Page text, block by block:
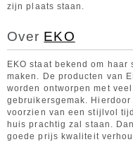
zijn plaats staan.
Over EKO
EKO staat bekend om
maken. De producten van
worden ontworpen met
gebruikersgemak.
voorzien van een stijlvol
huis prachtig zal staan.
goede prijs kwaliteit